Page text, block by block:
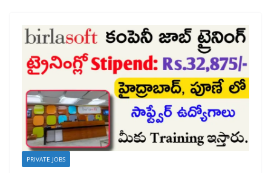
PRIVATE JOBS